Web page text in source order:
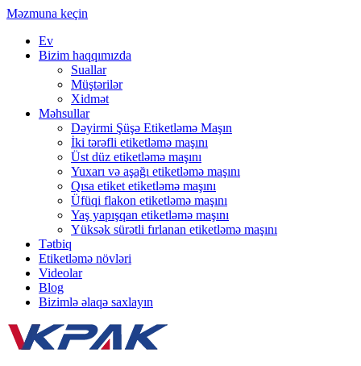
Məzmuna keçin
Ev
Bizim haqqımızda
Suallar
Müştərilər
Xidmət
Məhsullar
Dəyirmi Şüşə Etiketləmə Maşın
İki tərəfli etiketləmə maşını
Üst düz etiketləmə maşını
Yuxarı və aşağı etiketləmə maşını
Qısa etiket etiketləmə maşını
Üfüqi flakon etiketləmə maşını
Yaş yapışqan etiketləmə maşını
Yüksək sürətli fırlanan etiketləmə maşını
Tətbiq
Etiketləmə növləri
Videolar
Blog
Bizimlə əlaqə saxlayın